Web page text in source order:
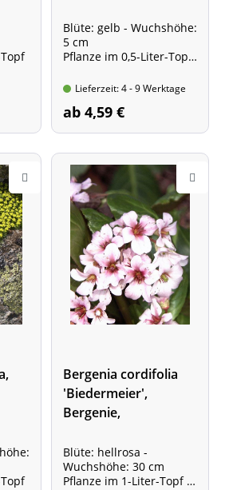
Blüte: gelb - Wuchshöhe:
5 cm
Pflanze im 0,5-Liter-Topf
Wuchs!
Lieferzeit: 4 - 9 Werktage
ab 4,59 €
Bergenia cordifolia
'Biedermeier',
Bergenie,
Blüte: hellrosa -
Wuchshöhe: 30 cm
Pflanze im 1-Liter-Topf